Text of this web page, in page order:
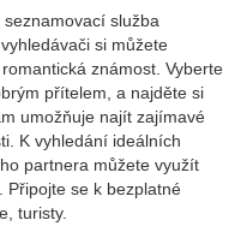
služba
si můžete
známost. Vyberte
přítelem, a najděte si
umožňuje najít zajímavé
K vyhledání ideálních
partnera můžete využít
Připojte se k bezplatné
turisty.